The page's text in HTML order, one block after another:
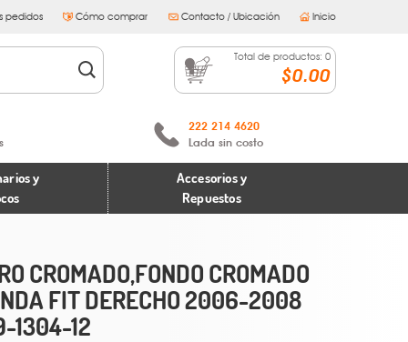
pedidos Cómo comprar Contacto / Ubicación Inicio
Total de productos: 0
$0.00
222 214 4620
Lada sin costo
y
Accesorios y
Repuestos
CROMADO,FONDO CROMADO
FIT DERECHO 2006-2008
1304-12